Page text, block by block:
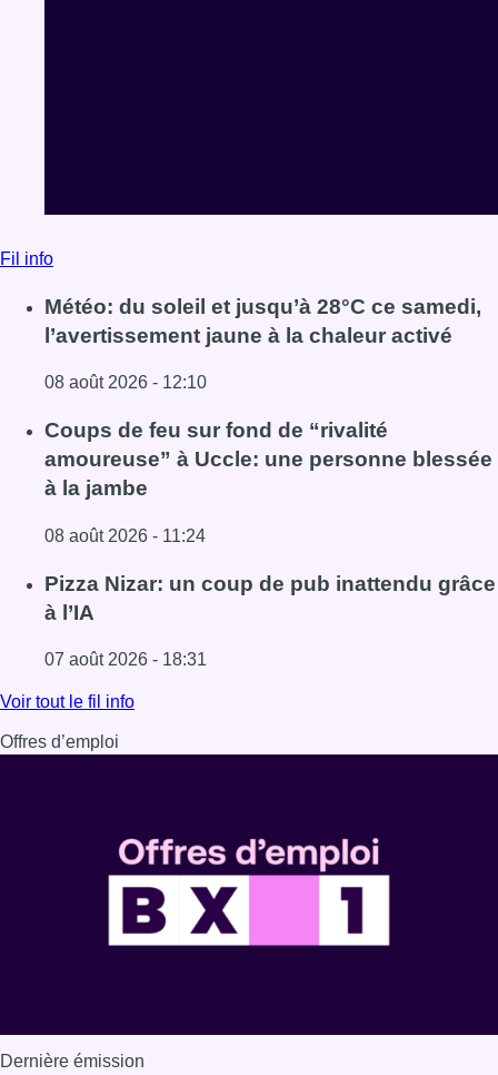
Fil info
Météo: du soleil et jusqu’à 28°C ce samedi,
l’avertissement jaune à la chaleur activé
08 août 2026 - 12:10
Lire l'article Météo: du soleil et jusqu’à 28°C ce samedi,
Coups de feu sur fond de “rivalité
amoureuse” à Uccle: une personne blessée
à la jambe
08 août 2026 - 11:24
Lire l'article Coups de feu sur fond de “rivalité
Pizza Nizar: un coup de pub inattendu grâce
à l’IA
07 août 2026 - 18:31
Lire l'article Pizza Nizar: un coup de pub inattendu grâce
Voir tout le fil info
Offres d’emploi
Dernière émission